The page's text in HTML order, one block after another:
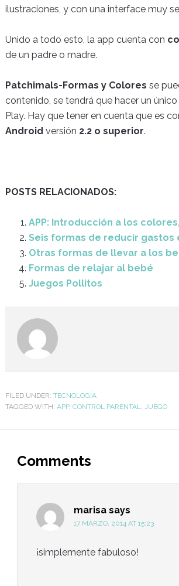
ilustraciones, y con una interface muy
Unido a todo esto, la app cuenta con
de un padre o madre.
Patchimals-Formas y Colores se
contenido, se tendrá que hacer un
Play. Hay que tener en cuenta que es
Android versión 2.2 o superior.
POSTS RELACIONADOS:
APP: Introducción a los
Seis formas de reducir gastos
Otras formas de llevar a los
Formas de relajar al bebé
Juegos Pollitos
FILED UNDER: TECNOLOGÍA
TAGGED WITH: APP, CONTROL PARENTAL, JUEGO
Comments
marisa says
17 MARZO, 2014 AT 15:23
¡simplemente fabuloso!